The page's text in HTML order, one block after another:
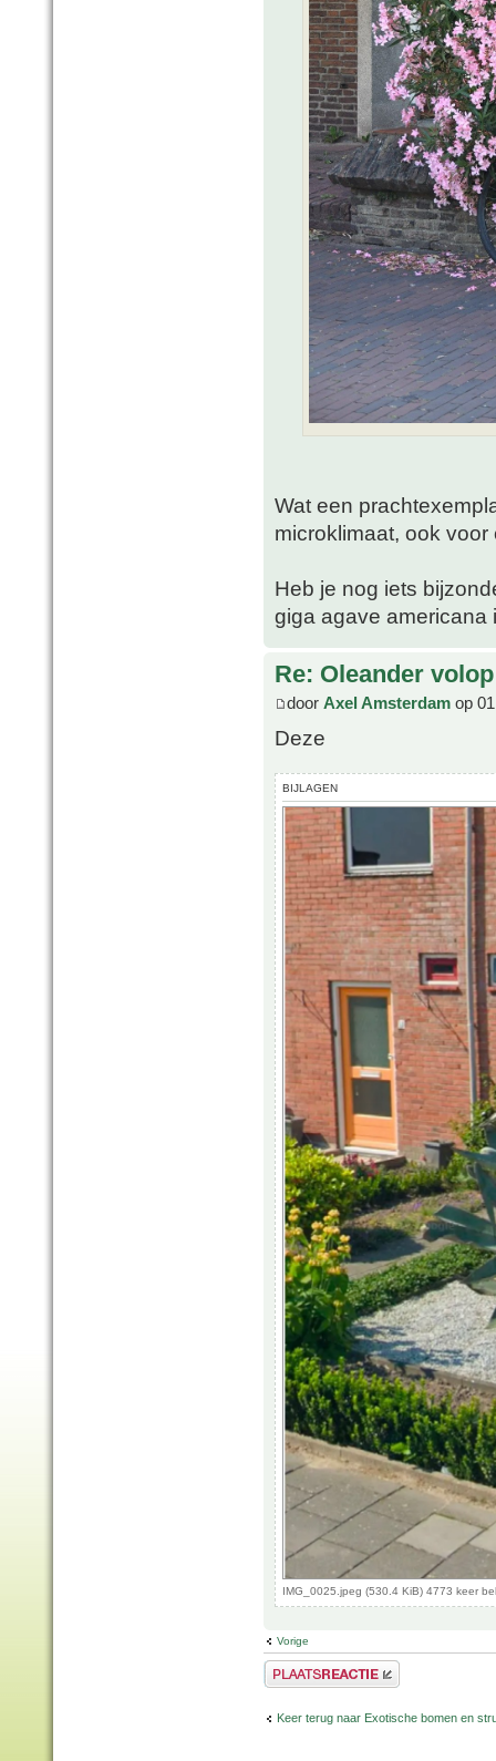
Wat een
microklimaat, ook
Heb je nog iets
giga agave americana
Re: Oleander
door Axel Amsterdam op
Deze
BIJLAGEN
IMG_0025.jpeg (530.4 KiB) 4773 keer
Vorige
Plaats een reactie
Keer terug naar Exotische bomen en